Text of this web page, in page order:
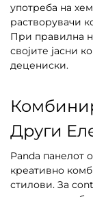
употреба на
растворувачи
При правилна
својите јасни
децениски.
Други
Panda панелот
креативно
стилови. За